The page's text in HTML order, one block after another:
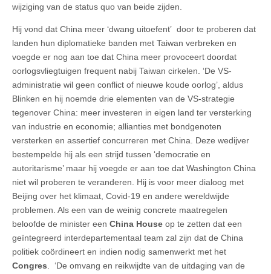
wijziging van de status quo van beide zijden.
Hij vond dat China meer ‘dwang uitoefent’ door te proberen dat
landen hun diplomatieke banden met Taiwan verbreken en
voegde er nog aan toe dat China meer provoceert doordat
oorlogsvliegtuigen frequent nabij Taiwan cirkelen. ‘De VS-
administratie wil geen conflict of nieuwe koude oorlog’, aldus
Blinken en hij noemde drie elementen van de VS-strategie
tegenover China: meer investeren in eigen land ter versterking
van industrie en economie; allianties met bondgenoten
versterken en assertief concurreren met China. Deze wedijver
bestempelde hij als een strijd tussen ‘democratie en
autoritarisme’ maar hij voegde er aan toe dat Washington China
niet wil proberen te veranderen. Hij is voor meer dialoog met
Beijing over het klimaat, Covid-19 en andere wereldwijde
problemen. Als een van de weinig concrete maatregelen
beloofde de minister een China House op te zetten dat een
geïntegreerd interdepartementaal team zal zijn dat de China
politiek coördineert en indien nodig samenwerkt met het
Congres. ‘De omvang en reikwijdte van de uitdaging van de